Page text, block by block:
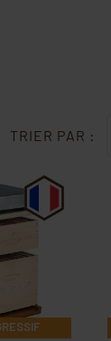
TRIER PAR :